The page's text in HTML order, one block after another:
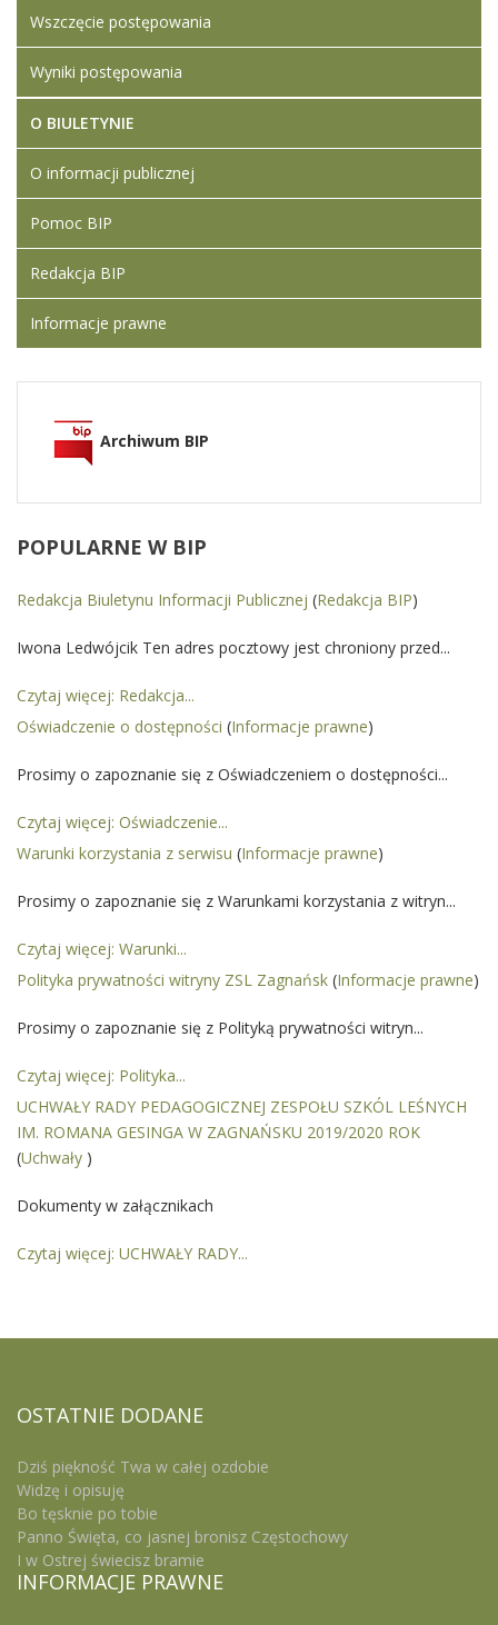
Wszczęcie postępowania
Wyniki postępowania
O BIULETYNIE
O informacji publicznej
Pomoc BIP
Redakcja BIP
Informacje prawne
Archiwum BIP
POPULARNE W BIP
Redakcja Biuletynu Informacji Publicznej (Redakcja BIP)
Iwona Ledwójcik Ten adres pocztowy jest chroniony przed...
Czytaj więcej: Redakcja...
Oświadczenie o dostępności (Informacje prawne)
Prosimy o zapoznanie się z Oświadczeniem o dostępności...
Czytaj więcej: Oświadczenie...
Warunki korzystania z serwisu (Informacje prawne)
Prosimy o zapoznanie się z Warunkami korzystania z witryn...
Czytaj więcej: Warunki...
Polityka prywatności witryny ZSL Zagnańsk (Informacje prawne)
Prosimy o zapoznanie się z Polityką prywatności witryn...
Czytaj więcej: Polityka...
UCHWAŁY RADY PEDAGOGICZNEJ ZESPOŁU SZKÓL LEŚNYCH
IM. ROMANA GESINGA W ZAGNAŃSKU 2019/2020 ROK
(Uchwały )
Dokumenty w załącznikach
Czytaj więcej: UCHWAŁY RADY...
OSTATNIE DODANE
Dziś piękność Twa w całej ozdobie
Widzę i opisuję
Bo tęsknie po tobie
Panno Święta, co jasnej bronisz Częstochowy
I w Ostrej świecisz bramie
INFORMACJE PRAWNE